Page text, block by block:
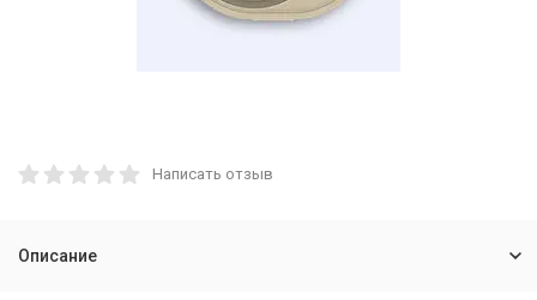
Написать отзыв
Описание